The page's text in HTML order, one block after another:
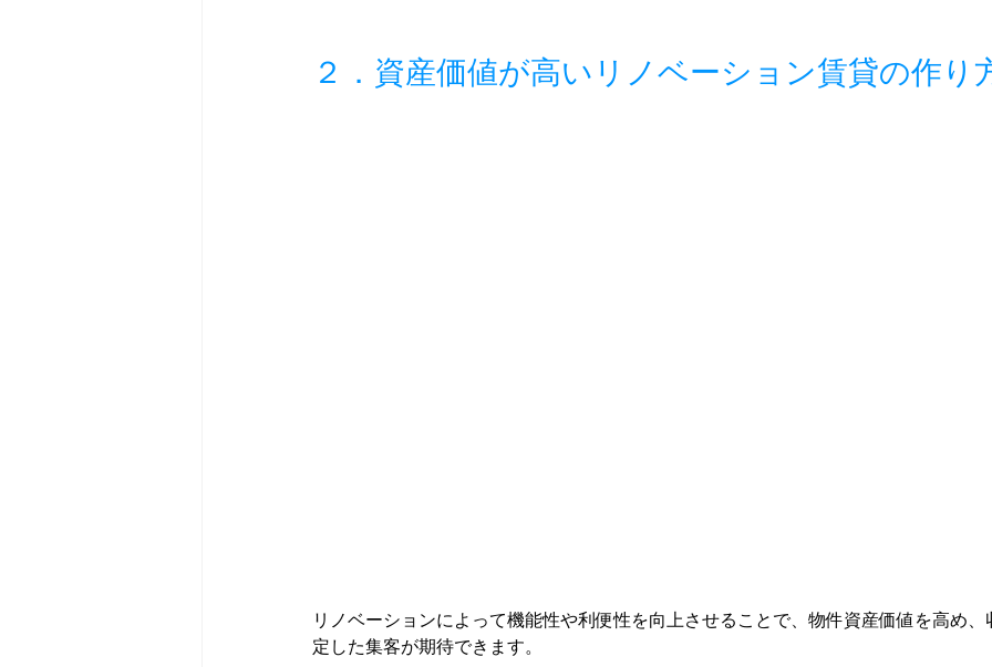
２．資産価値が高いリノベーション賃貸の作り
リノベーションによって機能性や利便性を向上させることで、物件資産価値を高め
定した集客が期待できます。